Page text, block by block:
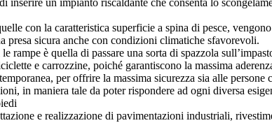
inserire un impianto riscaldante che consenta lo
con la caratteristica superficie a spina di pesce,
presa sicura anche con condizioni climatiche sfavorevoli.
rampe è quella di passare una sorta di spazzola
e carrozzine, poiché garantiscono la massima
per offrire la massima sicurezza sia alle
in maniera tale da poter rispondere ad ogni diversa
e realizzazione di pavimentazioni industriali,